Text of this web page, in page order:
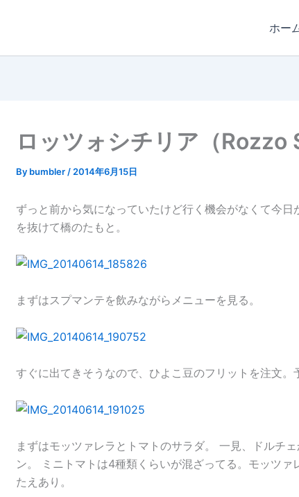
ホー
ロッツォシチリア（Rozzo
By bumbler / 2014年6月15日
ずっと前から気になっていたけど行く機会がなくて今
を抜けて橋のたもと。
まずはスプマンテを飲みながらメニューを見る。
すぐに出てきそうなので、ひよこ豆のフリットを注文。
まずはモッツァレラとトマトのサラダ。 一見、ドルチ
ン。 ミニトマトは4種類くらいが混ざってる。モッツァ
たえあり。